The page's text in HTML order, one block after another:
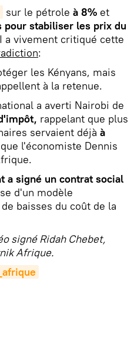
sur le pétrole à 8% et
pour stabiliser les prix du
a vivement critiqué cette
:
les Kényans, mais
à la retenue.
a averti Nairobi de
rappelant que plus
servaient déjà à
l'économiste Dennis
a signé un contrat social
d'un modèle
baisses du coût de la
signé Ridah Chebet,
Afrique.